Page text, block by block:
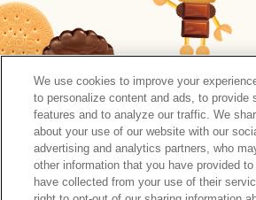
森永製菓公式アカウン
We use cookies to improve your
to personalize content and ads, to provide
features and to analyze our traffic. We
about your use of our website with our
advertising and analytics partners, who
other information that you have provided
have collected from your use of their